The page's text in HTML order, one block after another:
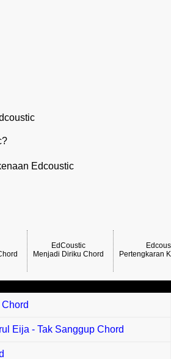
Edcoustic
EdCoustic
Menjadi Diriku Chord
Pertengkaran
Eija - Tak Sanggup Chord